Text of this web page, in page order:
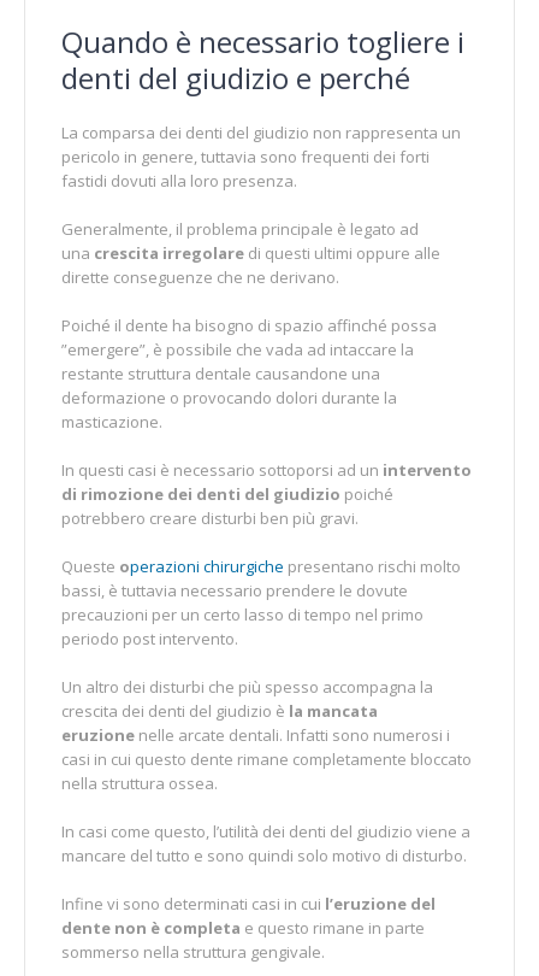
Quando è necessario togliere i
denti del giudizio e perché
La comparsa dei denti del giudizio non rappresenta un
pericolo in genere, tuttavia sono frequenti dei forti
fastidi dovuti alla loro presenza.
Generalmente, il problema principale è legato ad
una crescita irregolare di questi ultimi oppure alle
dirette conseguenze che ne derivano.
Poiché il dente ha bisogno di spazio affinché possa
”emergere”, è possibile che vada ad intaccare la
restante struttura dentale causandone una
deformazione o provocando dolori durante la
masticazione.
In questi casi è necessario sottoporsi ad un intervento
di rimozione dei denti del giudizio poiché
potrebbero creare disturbi ben più gravi.
Queste operazioni chirurgiche presentano rischi molto
bassi, è tuttavia necessario prendere le dovute
precauzioni per un certo lasso di tempo nel primo
periodo post intervento.
Un altro dei disturbi che più spesso accompagna la
crescita dei denti del giudizio è la mancata
eruzione nelle arcate dentali. Infatti sono numerosi i
casi in cui questo dente rimane completamente bloccato
nella struttura ossea.
In casi come questo, l’utilità dei denti del giudizio viene a
mancare del tutto e sono quindi solo motivo di disturbo.
Infine vi sono determinati casi in cui l’eruzione del
dente non è completa e questo rimane in parte
sommerso nella struttura gengivale.